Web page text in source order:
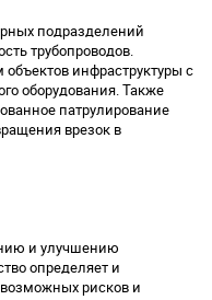
подразделений
трубопроводов.
инфраструктуры с
оборудования. Также
патрулирование
врезок в
и улучшению
определяет и
рисков и